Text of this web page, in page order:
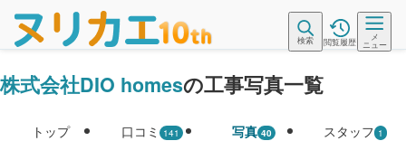
検索 閲覧履歴
メ
ニュー
株式会社DIO homesの工事写真一覧
トップ 口コミ 141 写真 40 スタッフ 1